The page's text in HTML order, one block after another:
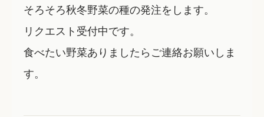
そろそろ秋冬野菜の種の発注をします。
リクエスト受付中です。
食べたい野菜ありましたらご連絡お願いしま
す。